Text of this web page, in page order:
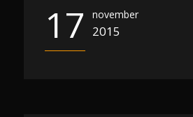
17 november
2015